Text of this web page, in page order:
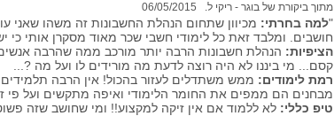
מתוך ביקורת של בוגר - ריקי ל. 06/05/2015
"למה בחרתי: מכיוון שתחום הנהלת החשבונות זה משהו שאני
חושבים. ומלבד זאת כל לימודי חשבי שכר מאוד מסקרן אותי כי
הציפיות: הנהלת חשבונות הרבה יותר מורכב ממה שהרבה
קסם... מי ביננו לא היה רוצה לדעת מה מורידים לו ועל מה ?...
רמת לימודים: ממש משתדלים לעזור בהכול! אין הרבה תלמידים
מבחנים הם ממפים את החומר הלימודי ואיפה מתקשים ועל פי זה
טיפ כללי: לא ללמוד אם אין זיקה למקצוע!! ומי שחושב שזה